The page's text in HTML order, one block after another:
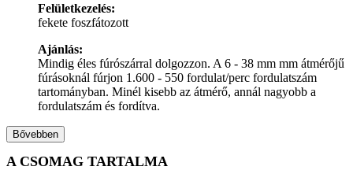
Felületkezelés:
fekete foszfátozott
Ajánlás:
Mindig éles fúrószárral dolgozzon. A 6 - 38 mm mm átmérőjű
fúrásoknál fúrjon 1.600 - 550 fordulat/perc fordulatszám
tartományban. Minél kisebb az átmérő, annál nagyobb a
fordulatszám és fordítva.
Bővebben
A CSOMAG TARTALMA